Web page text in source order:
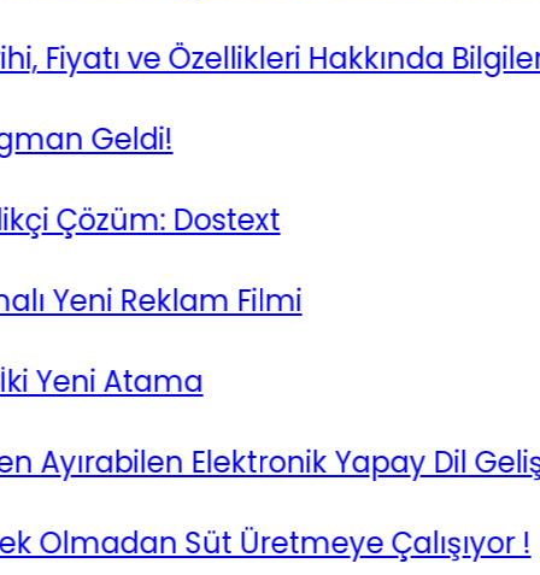
ve Özellikleri Hakkında Bilgiler
Geldi!
Dostext
Reklam Filmi
Atama
Elektronik Yapay Dil
Süt Üretmeye Çalışıyor !